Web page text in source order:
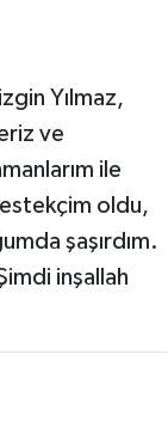
Yılmaz,
ve
ile
oldu,
şaşırdım.
inşallah